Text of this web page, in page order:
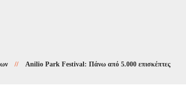
Anilio Park Festival: Πάνω από 5.000 επισκέπτες βρήκαν